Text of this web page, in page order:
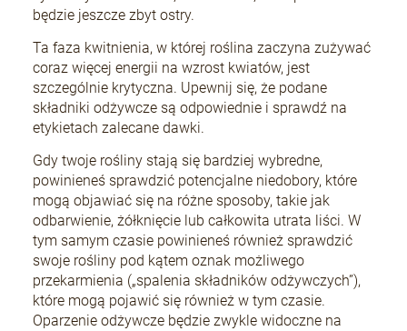
będzie jeszcze zbyt ostry.
Ta faza kwitnienia, w której roślina zaczyna zużywać
coraz więcej energii na wzrost kwiatów, jest
szczególnie krytyczna. Upewnij się, że podane
składniki odżywcze są odpowiednie i sprawdź na
etykietach zalecane dawki.
Gdy twoje rośliny stają się bardziej wybredne,
powinieneś sprawdzić potencjalne niedobory, które
mogą objawiać się na różne sposoby, takie jak
odbarwienie, żółknięcie lub całkowita utrata liści. W
tym samym czasie powinieneś również sprawdzić
swoje rośliny pod kątem oznak możliwego
przekarmienia („spalenia składników odżywczych”),
które mogą pojawić się również w tym czasie.
Oparzenie odżywcze będzie zwykle widoczne na